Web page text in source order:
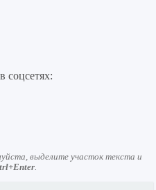
соцсетях:
выделите участок текста и